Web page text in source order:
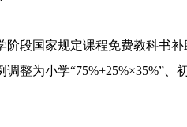
段国家规定课程免费教科书
整为小学“75%+25%×35%”